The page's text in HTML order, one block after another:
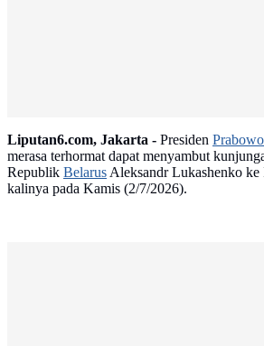
Liputan6.com, Jakarta - Presiden
merasa terhormat dapat menyambut
Republik BelarusAleksandr Lukashenko ke
kalinya pada Kamis (2/7/2026).